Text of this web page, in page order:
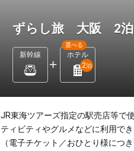
ずらし旅 大阪 2泊
新幹線 ホテル
選べる
2泊
JR東海ツアーズ指定の駅売店等で
ティビティやグルメなどに利用で
（電子チケット／おひとり様につ